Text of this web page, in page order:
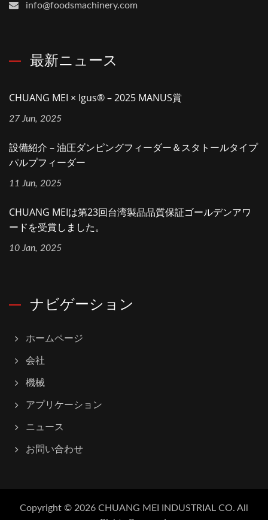
info@foodsmachinery.com
最新ニュース
CHUANG MEI × Igus® – 2025 MANUS賞
27 Jun, 2025
設備紹介 – 油圧ダンピングフィーダー＆スタトールタイプ
パルプフィーダー
11 Jun, 2025
CHUANG MEIは第23回台湾製品品質保証ゴールデンアワ
ードを受賞しました。
10 Jan, 2025
ナビゲーション
ホームページ
会社
機械
アプリケーション
ニュース
お問い合わせ
Copyright © 2026 CHUANG MEI INDUSTRIAL CO. All